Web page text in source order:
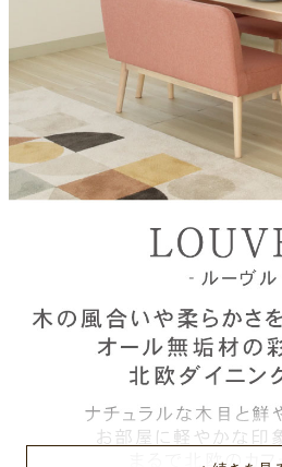
ラバーウッド無垢材
脚部素材
ラバーウッド無垢材
チェア座面・背面
ファブリック
脚部塗装
ラッカー塗装